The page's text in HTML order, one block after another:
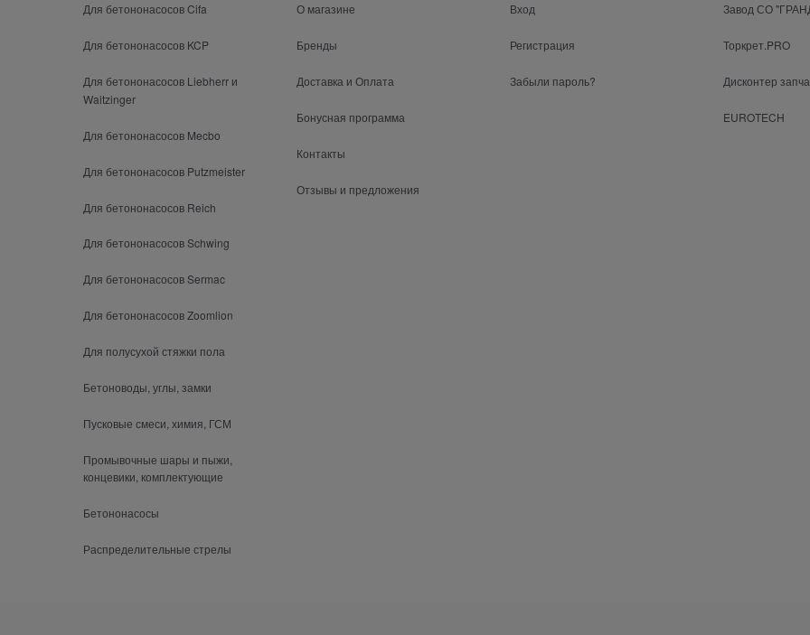
Для бетононасосов Cifa
Для бетононасосов KCP
Для бетононасосов Liebherr и
Waitzinger
Для бетононасосов Mecbo
Для бетононасосов Putzmeister
Для бетононасосов Reich
Для бетононасосов Schwing
Для бетононасосов Sermac
Для бетононасосов Zoomlion
Для полусухой стяжки пола
Бетоноводы, углы, замки
Пусковые смеси, химия, ГСМ
Промывочные шары и пыжи,
концевики, комплектующие
Бетононасосы
Распределительные стрелы
О магазине
Бренды
Доставка и Оплата
Бонусная программа
Контакты
Отзывы и предложения
Вход
Регистрация
Забыли пароль?
Завод СО
Торкрет.PRO
Дисконтер
EUROTECH